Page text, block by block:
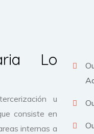
Lo
u
consiste en
internas a